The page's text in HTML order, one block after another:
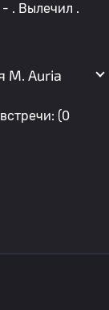
. Вылечил .
M. Auria
(0